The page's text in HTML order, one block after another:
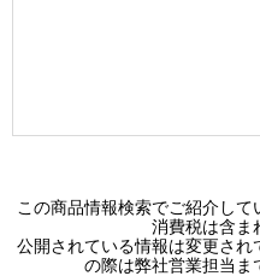
この商品情報検索でご紹介して
消費税は含ま
公開されている情報は変更され
の際は弊社営業担当ま